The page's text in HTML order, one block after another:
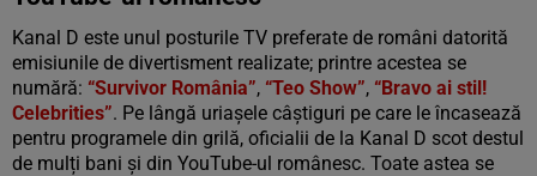
Kanal D este unul posturile TV preferate de români datorită
emisiunile de divertisment realizate; printre acestea se
numără: “Survivor România”, “Teo Show”, “Bravo ai stil!
Celebrities”. Pe lângă uriașele câștiguri pe care le încasează
pentru programele din grilă, oficialii de la Kanal D scot destul
de mulți bani și din YouTube-ul românesc. Toate astea se